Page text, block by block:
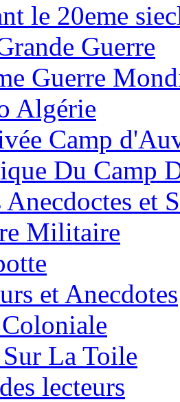
le 20eme
Guerre
Guerre
Algérie
Camp
Du Camp
et
Militaire
et Anecdotes
La Toile
lecteurs